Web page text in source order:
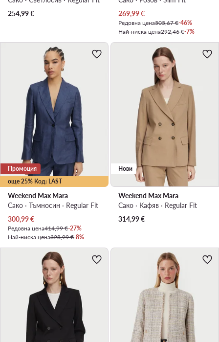
254,99€
Актуална цена
269,99€
Редовна цена505,67 €-46%
Най-ниска цена292,46 €-7%
още 25% Код: LAST
Промоция
Weekend Max Mara
Сако · Тъмносин · Regular Fit
Актуална цена
300,99€
Редовна цена414,99 €-27%
Най-ниска цена328,99 €-8%
Нови
Weekend Max Mara
Сако · Кафяв · Regular Fit
314,99€